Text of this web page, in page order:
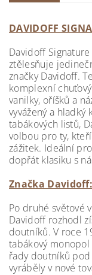
DAVIDOFF
Davidoff
ztělesňuje
značky Davidoff.
komplexní
vanilky, oříšků a
vyvážený a hladký
tabákových listů,
volbou pro ty,
zážitek. Ideální
dopřát klasiku s
Značka Davidoff:
Po druhé světové
Davidoff rozhodl
doutníků. V roce
tabákový
řady doutníků pod
vyráběly v nové